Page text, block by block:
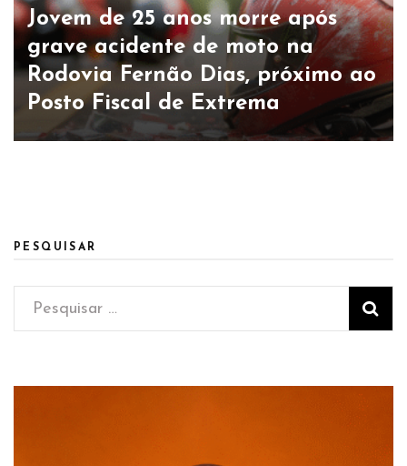
Jovem de 25 anos morre após
grave acidente de moto na
Rodovia Fernão Dias, próximo ao
Posto Fiscal de Extrema
PESQUISAR
Pesquisar
por: